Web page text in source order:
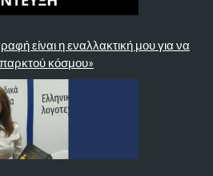
είναι η εναλλακτική μου για να
κόσμου»